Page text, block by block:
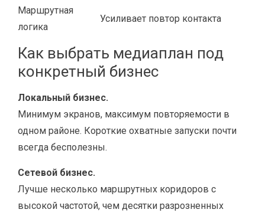
Маршрутная
логика
Усиливает повтор контакта
Как выбрать медиаплан под
конкретный бизнес
Локальный бизнес.
Минимум экранов, максимум повторяемости в
одном районе. Короткие охватные запуски почти
всегда бесполезны.
Сетевой бизнес.
Лучше несколько маршрутных коридоров с
высокой частотой, чем десятки разрозненных